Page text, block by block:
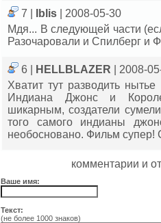
7 | Iblis
| 2008-05-30
Мдя... В следующей части
Разочаровали и Спилберг и
6 | HELLBLAZER
| 2008-
Хватит тут разводить
Индиана Джонс и
шикарным, создатели
того самого индианы
необосновано. Фильм супер!
комментарии и
Ваше имя:
Текст:
(не более 1000 знаков)